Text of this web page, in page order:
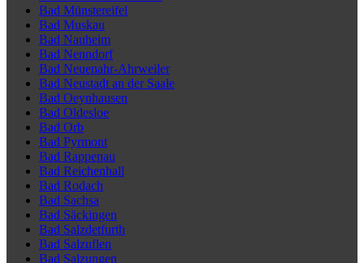
Bad Münstereifel
Bad Muskau
Bad Nauheim
Bad Nenndorf
Bad Neuenahr-Ahrweiler
Bad Neustadt an der Saale
Bad Oeynhausen
Bad Oldesloe
Bad Orb
Bad Pyrmont
Bad Rappenau
Bad Reichenhall
Bad Rodach
Bad Sachsa
Bad Säckingen
Bad Salzdetfurth
Bad Salzuflen
Bad Salzungen